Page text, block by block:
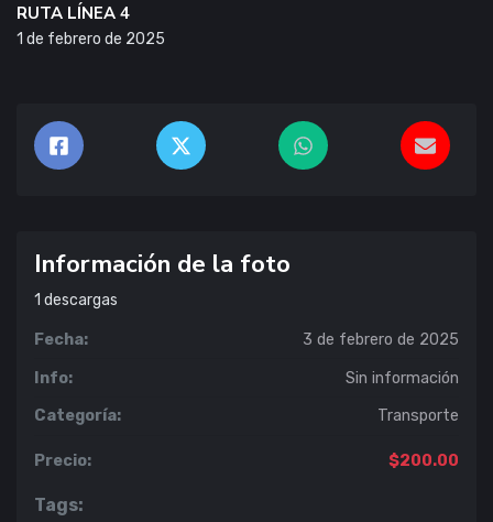
RUTA LÍNEA 4
1 de febrero de 2025
Información de la foto
1 descargas
Fecha: 3 de febrero de 2025
Info: Sin información
Categoría: Transporte
Precio: $200.00
Tags: